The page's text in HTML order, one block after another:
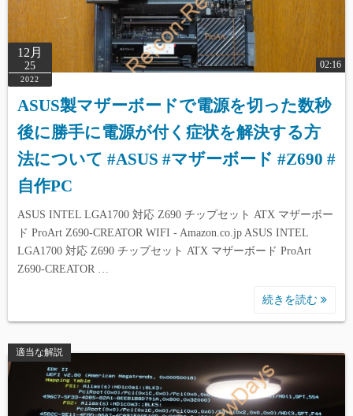
12月
25
2022
02:16
ASUS製マザーボードで電源を切った数秒
後に勝手に電源が付く症状を解決する方
法について #ASUS #マザーボード #Z690 #
自作PC
ASUS INTEL LGA1700 対応 Z690 チップセット ATX マザーボー
ド ProArt Z690-CREATOR WIFI - Amazon.co.jp ASUS INTEL
LGA1700 対応 Z690 チップセット ATX マザーボード ProArt
Z690-CREATOR …
続きを読む
適当な解説